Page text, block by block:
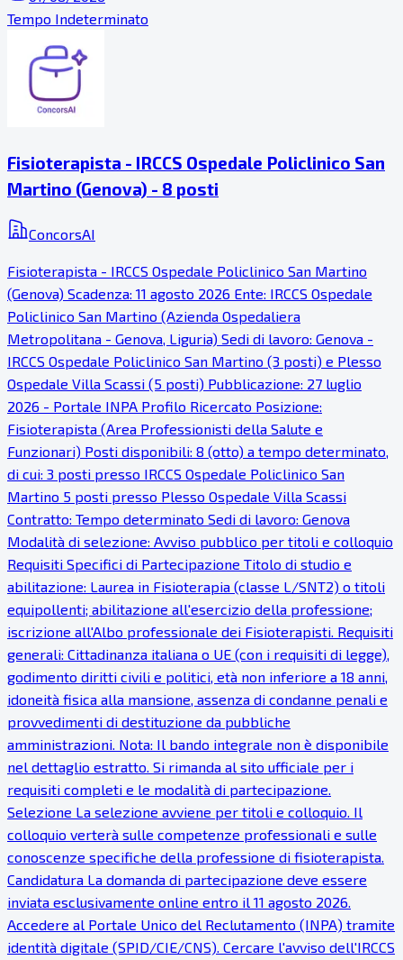
Tempo Indeterminato
Fisioterapista - IRCCS Ospedale Policlinico San
Martino (Genova) - 8 posti
ConcorsAI
Fisioterapista - IRCCS Ospedale Policlinico San Martino
(Genova) Scadenza: 11 agosto 2026 Ente: IRCCS Ospedale
Policlinico San Martino (Azienda Ospedaliera
Metropolitana - Genova, Liguria) Sedi di lavoro: Genova -
IRCCS Ospedale Policlinico San Martino (3 posti) e Plesso
Ospedale Villa Scassi (5 posti) Pubblicazione: 27 luglio
2026 - Portale INPA Profilo Ricercato Posizione:
Fisioterapista (Area Professionisti della Salute e
Funzionari) Posti disponibili: 8 (otto) a tempo determinato,
di cui: 3 posti presso IRCCS Ospedale Policlinico San
Martino 5 posti presso Plesso Ospedale Villa Scassi
Contratto: Tempo determinato Sedi di lavoro: Genova
Modalità di selezione: Avviso pubblico per titoli e colloquio
Requisiti Specifici di Partecipazione Titolo di studio e
abilitazione: Laurea in Fisioterapia (classe L/SNT2) o titoli
equipollenti; abilitazione all'esercizio della professione;
iscrizione all'Albo professionale dei Fisioterapisti. Requisiti
generali: Cittadinanza italiana o UE (con i requisiti di legge),
godimento diritti civili e politici, età non inferiore a 18 anni,
idoneità fisica alla mansione, assenza di condanne penali e
provvedimenti di destituzione da pubbliche
amministrazioni. Nota: Il bando integrale non è disponibile
nel dettaglio estratto. Si rimanda al sito ufficiale per i
requisiti completi e le modalità di partecipazione.
Selezione La selezione avviene per titoli e colloquio. Il
colloquio verterà sulle competenze professionali e sulle
conoscenze specifiche della professione di fisioterapista.
Candidatura La domanda di partecipazione deve essere
inviata esclusivamente online entro il 11 agosto 2026.
Accedere al Portale Unico del Reclutamento (INPA) tramite
identità digitale (SPID/CIE/CNS). Cercare l'avviso dell'IRCCS